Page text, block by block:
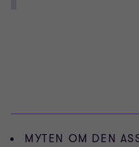
MYTEN OM DEN